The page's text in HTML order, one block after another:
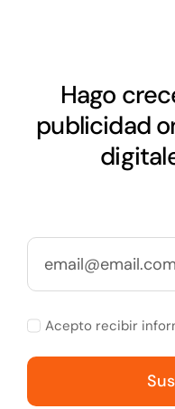
Hago
publicidad
Acepto recibir